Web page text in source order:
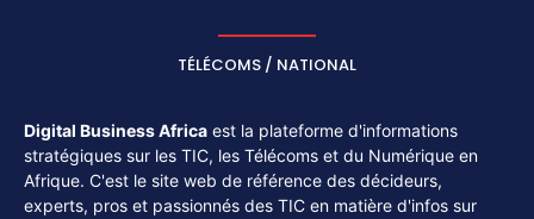
TÉLÉCOMS / NATIONAL
Digital Business Africa est la plateforme d'informations
stratégiques sur les TIC, les Télécoms et du Numérique en
Afrique. C'est le site web de référence des décideurs,
experts, pros et passionnés des TIC en matière d'infos sur